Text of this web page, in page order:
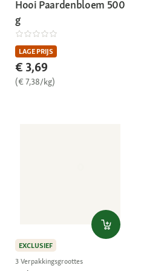
Hooi Paardenbloem 500
g
LAGE PRIJS
€ 3,69
(€ 7,38/kg)
EXCLUSIEF
3 Verpakkingsgroottes